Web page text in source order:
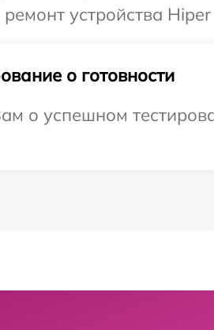
устройства
о готовности
о успешном